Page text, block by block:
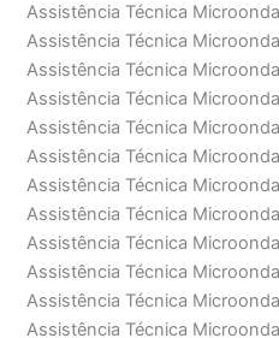
Assistência Técnica
Assistência Técnica
Assistência Técnica
Assistência Técnica
Assistência Técnica
Assistência Técnica
Assistência Técnica
Assistência Técnica
Assistência Técnica
Assistência Técnica
Assistência Técnica
Assistência Técnica